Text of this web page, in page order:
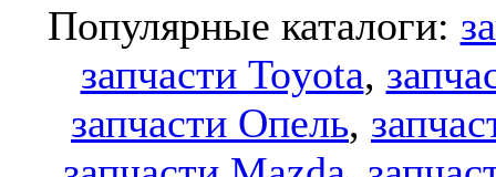
Популярные каталоги:
запчасти Toyota,
запчасти Опель,